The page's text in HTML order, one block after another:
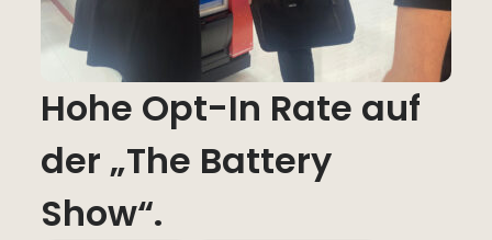
Hohe Opt-In Rate auf
der „The Battery
Show“.